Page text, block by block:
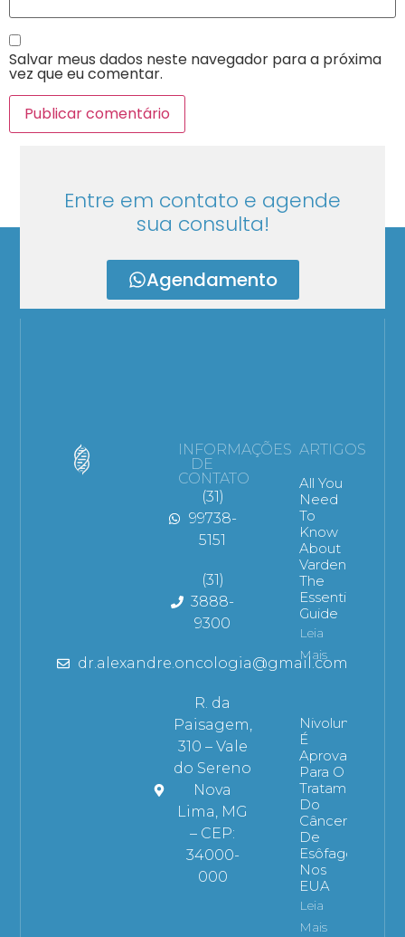
Salvar meus dados neste navegador para a próxima
vez que eu comentar.
Entre em contato e agende
sua consulta!
Agendamento
INFORMAÇÕES
DE
CONTATO
(31)
99738-
5151
(31)
3888-
9300
dr.alexandre.oncologia@gmail.com
R. da
Paisagem,
310 – Vale
do Sereno
Nova
Lima, MG
– CEP:
34000-
000
ARTIGOS
All You
Need
To
Know
About
Vardenafil:
The
Essential
Guide
Leia
Mais
Nivolumabe
É
Aprovado
Para O
Tratamento
Do
Câncer
De
Esôfago
Nos
EUA
Leia
Mais